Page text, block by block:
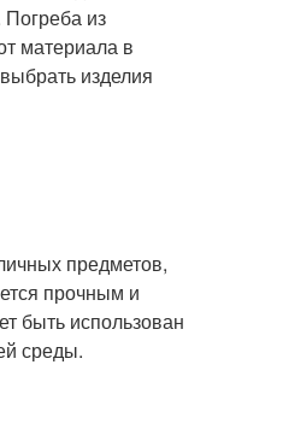
Погреба из
материала в
изделия
предметов,
прочным и
быть использован
среды.